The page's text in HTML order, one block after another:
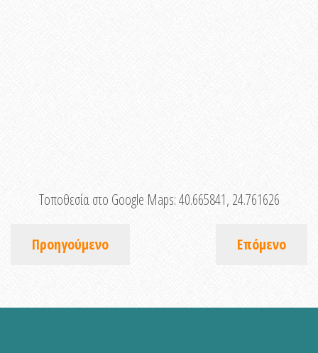
Τοποθεσία στο Google Maps:40.665841, 24.761626
Προηγούμενο Επόμενο